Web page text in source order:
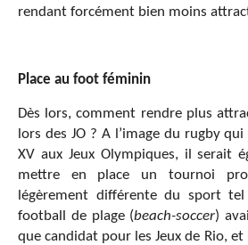
rendant forcément bien moins
Place au foot féminin
Dès lors, comment rendre plus
lors des JO ? A l’image du rugby
XV aux Jeux Olympiques, il serait
mettre en place un tournoi
légèrement différente du sport
football de plage (beach-soccer)
que candidat pour les Jeux de Rio,